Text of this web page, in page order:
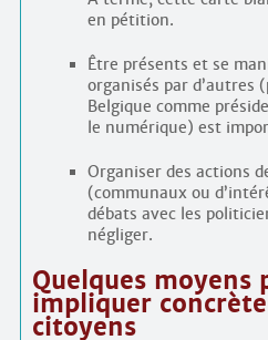
en pétition.
Être présents et se
organisés par d’autres
Belgique comme
le numérique) est
Organiser des actions
(communaux ou
débats avec les
négliger.
Quelques
impliquer
citoyens